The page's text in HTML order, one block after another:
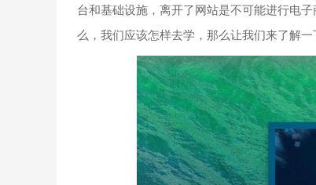
台和基础设施，离开了网站是不可能进行电
么，我们应该怎样去学，那么让我们来了解一